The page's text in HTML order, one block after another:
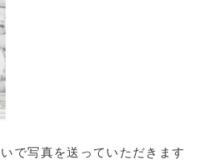
で写真を送っていただきます